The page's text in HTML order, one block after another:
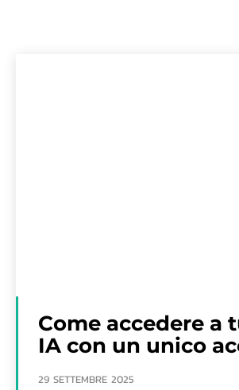
Come accedere a
IA con un unico
29 SETTEMBRE 2025